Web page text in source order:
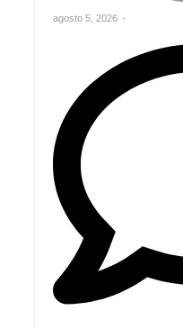
agosto 5, 2026 -